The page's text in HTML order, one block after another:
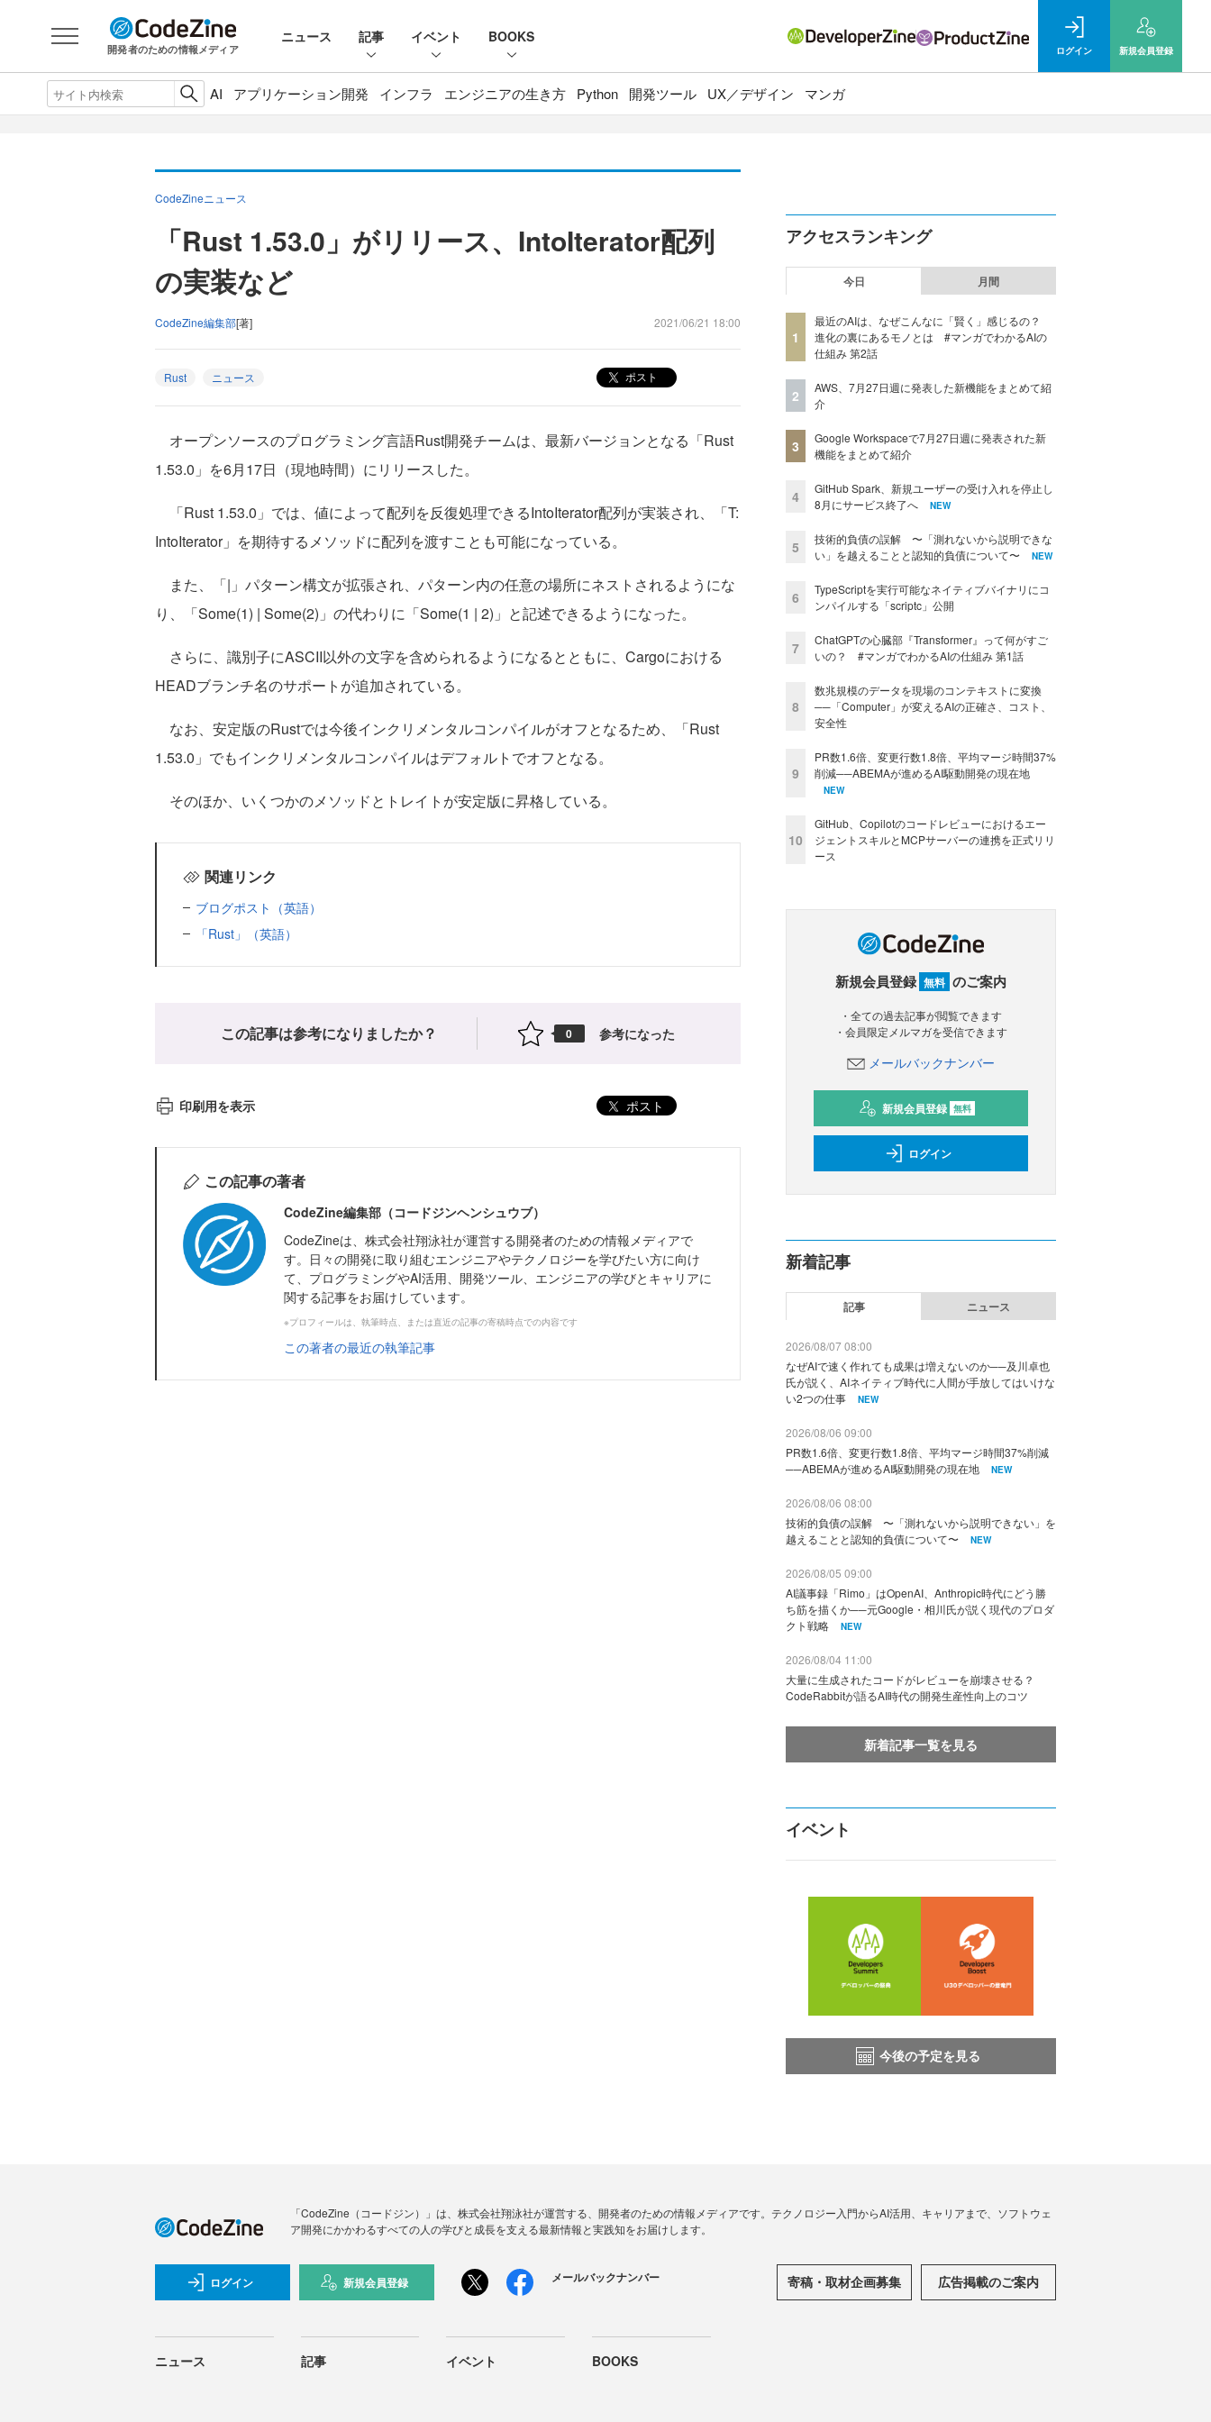
開発者のための情報メディア
ニュース 記事 イベント BOOKS
ログイン 新規会員登録
AI アプリケーション開発 インフラ エンジニアの生き方 Python 開発ツール UX／デザイン マンガ
CodeZineニュース
「Rust 1.53.0」がリリース、IntoIterator配列
の実装など
CodeZine編集部[著] 2021/06/21 18:00
Rust ニュース ポスト
オープンソースのプログラミング言語Rust開発チームは、最新バージョンとなる「Rust
1.53.0」を6月17日（現地時間）にリリースした。
「Rust 1.53.0」では、値によって配列を反復処理できるIntoIterator配列が実装され、「T:
IntoIterator」を期待するメソッドに配列を渡すことも可能になっている。
また、「|」パターン構文が拡張され、パターン内の任意の場所にネストされるようにな
り、「Some(1) | Some(2)」の代わりに「Some(1 | 2)」と記述できるようになった。
さらに、識別子にASCII以外の文字を含められるようになるとともに、Cargoにおける
HEADブランチ名のサポートが追加されている。
なお、安定版のRustでは今後インクリメンタルコンパイルがオフとなるため、「Rust
1.53.0」でもインクリメンタルコンパイルはデフォルトでオフとなる。
そのほか、いくつかのメソッドとトレイトが安定版に昇格している。
関連リンク
ブログポスト（英語）
「Rust」（英語）
この記事は参考になりましたか？ 0 参考になった
印刷用を表示 ポスト
この記事の著者
CodeZine編集部（コードジンヘンシュウブ）
CodeZineは、株式会社翔泳社が運営する開発者のための情報メディアで
す。日々の開発に取り組むエンジニアやテクノロジーを学びたい方に向け
て、プログラミングやAI活用、開発ツール、エンジニアの学びとキャリアに
関する記事をお届けしています。
※プロフィールは、執筆時点、または直近の記事の寄稿時点での内容です
この著者の最近の執筆記事
アクセスランキング
今日 月間
1
最近のAIは、なぜこんなに「賢く」感じるの？
進化の裏にあるモノとは #マンガでわかるAIの
仕組み 第2話
2
AWS、7月27日週に発表した新機能をまとめて紹
介
3
Google Workspaceで7月27日週に発表された新
機能をまとめて紹介
4
GitHub Spark、新規ユーザーの受け入れを停止し
8月にサービス終了へ
NEW
5
技術的負債の誤解 〜「測れないから説明できな
い」を越えることと認知的負債について〜
NEW
6
TypeScriptを実行可能なネイティブバイナリにコ
ンパイルする「scriptc」公開
7
ChatGPTの心臓部『Transformer』って何がすご
いの？ #マンガでわかるAIの仕組み 第1話
8
数兆規模のデータを現場のコンテキストに変換
──「Computer」が変えるAIの正確さ、コスト、
安全性
9
PR数1.6倍、変更行数1.8倍、平均マージ時間37%
削減──ABEMAが進めるAI駆動開発の現在地
NEW
10
GitHub、Copilotのコードレビューにおけるエー
ジェントスキルとMCPサーバーの連携を正式リリ
ース
新規会員登録 無料 のご案内
・全ての過去記事が閲覧できます
・会員限定メルマガを受信できます
メールバックナンバー
新規会員登録 無料
ログイン
新着記事
記事 ニュース
2026/08/07 08:00
なぜAIで速く作れても成果は増えないのか──及川卓也
氏が説く、AIネイティブ時代に人間が手放してはいけな
い2つの仕事
NEW
2026/08/06 09:00
PR数1.6倍、変更行数1.8倍、平均マージ時間37%削減
──ABEMAが進めるAI駆動開発の現在地
NEW
2026/08/06 08:00
技術的負債の誤解 〜「測れないから説明できない」を
越えることと認知的負債について〜
NEW
2026/08/05 09:00
AI議事録「Rimo」はOpenAI、Anthropic時代にどう勝
ち筋を描くか──元Google・相川氏が説く現代のプロダ
クト戦略
NEW
2026/08/04 11:00
大量に生成されたコードがレビューを崩壊させる？
CodeRabbitが語るAI時代の開発生産性向上のコツ
新着記事一覧を見る
イベント
今後の予定を見る
「CodeZine（コードジン）」は、株式会社翔泳社が運営する、開発者のための情報メディアです。テクノロジー入門からAI活用、キャリアまで、ソフトウェ
ア開発にかかわるすべての人の学びと成長を支える最新情報と実践知をお届けします。
ログイン 新規会員登録 メールバックナンバー 寄稿・取材企画募集 広告掲載のご案内
ニュース 記事 イベント BOOKS